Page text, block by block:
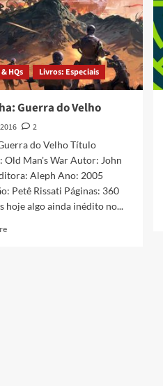
HQs Livros: Especiais
Guerra do Velho
2
do Velho Título
Old Man's War Autor: John
Aleph Ano: 2005
Petê Rissati Páginas: 360
hoje algo ainda inédito no...